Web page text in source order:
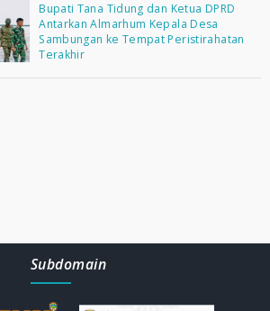
Bupati Tana Tidung dan Ketua DPRD
Antarkan Almarhum Kepala Desa
Sambungan ke Tempat Peristirahatan
Terakhir
Subdomain